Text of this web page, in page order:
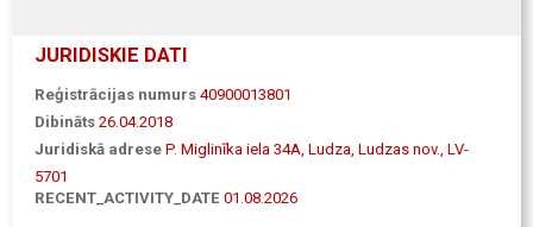
JURIDISKIE DATI
Reģistrācijas numurs 40900013801
Dibināts 26.04.2018
Juridiskā adrese P. Miglinīka iela 34A, Ludza, Ludzas nov., LV-
5701
RECENT_ACTIVITY_DATE 01.08.2026